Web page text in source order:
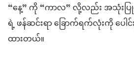
“နေ့” ကို “ကာလ” လို့လည်း အသုံးပ
ရဲ့ ဖန်ဆင်းရာ ခြောက်ရက်လုံးကို ပေါင်း
ထားတယ်။